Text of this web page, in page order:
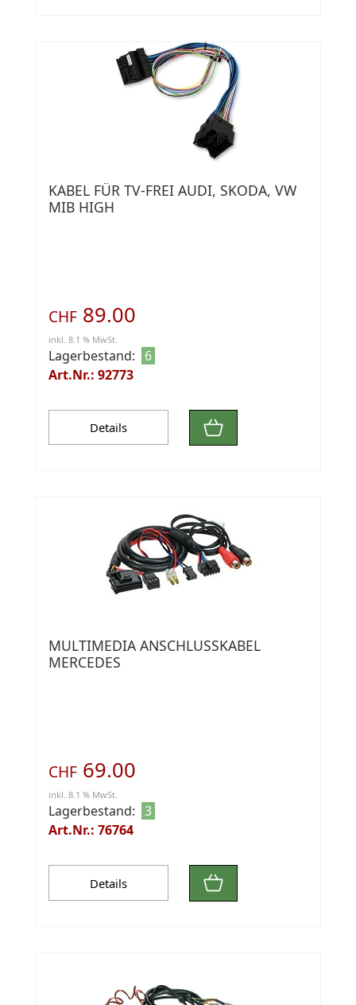
KABEL FÜR TV-FREI AUDI, SKODA, VW
MIB HIGH
CHF 89.00
inkl. 8.1 % MwSt.
Lagerbestand:
6
Art.Nr.: 92773
Details
MULTIMEDIA ANSCHLUSSKABEL
MERCEDES
CHF 69.00
inkl. 8.1 % MwSt.
Lagerbestand: 3
Art.Nr.: 76764
Details